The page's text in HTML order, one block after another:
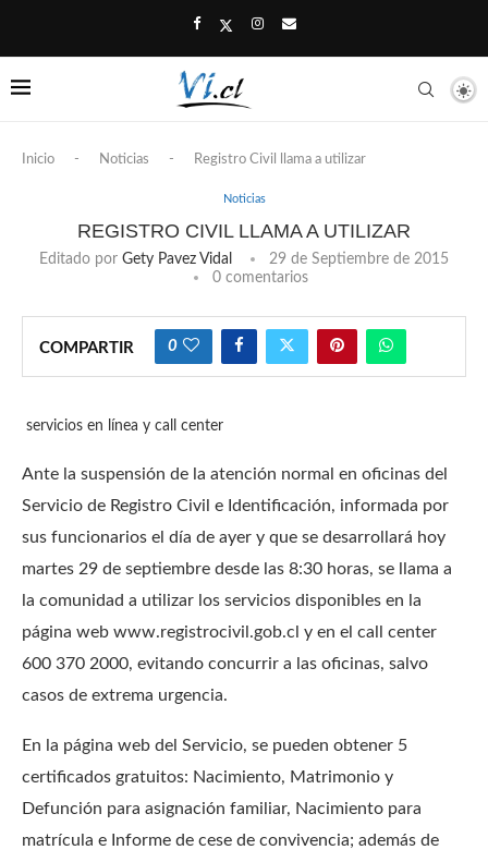
Inicio - Noticias - Registro Civil llama a utilizar
Noticias
REGISTRO CIVIL LLAMA A UTILIZAR
Editado por Gety Pavez Vidal
29 de Septiembre de 2015
0 comentarios
COMPARTIR 0
servicios en línea y call center
Ante la suspensión de la atención normal en oficinas del
Servicio de Registro Civil e Identificación, informada por
sus funcionarios el día de ayer y que se desarrollará hoy
martes 29 de septiembre desde las 8:30 horas, se llama a
la comunidad a utilizar los servicios disponibles en la
página web www.registrocivil.gob.cl y en el call center
600 370 2000, evitando concurrir a las oficinas, salvo
casos de extrema urgencia.
En la página web del Servicio, se pueden obtener 5
certificados gratuitos: Nacimiento, Matrimonio y
Defunción para asignación familiar, Nacimiento para
matrícula e Informe de cese de convivencia; además de